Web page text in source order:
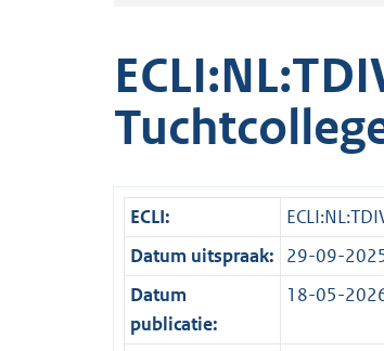
ECLI:
Datum uitspraak: 29-09-
Datum
publicatie:
18-05-